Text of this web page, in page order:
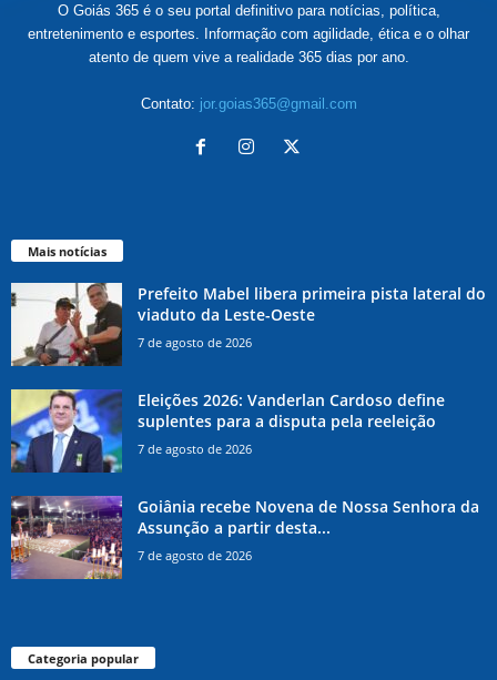
O Goiás 365 é o seu portal definitivo para notícias, política,
entretenimento e esportes. Informação com agilidade, ética e o olhar
atento de quem vive a realidade 365 dias por ano.
Contato: jor.goias365@gmail.com
Mais notícias
Prefeito Mabel libera primeira pista lateral do
viaduto da Leste-Oeste
7 de agosto de 2026
Eleições 2026: Vanderlan Cardoso define
suplentes para a disputa pela reeleição
7 de agosto de 2026
Goiânia recebe Novena de Nossa Senhora da
Assunção a partir desta...
7 de agosto de 2026
Categoria popular